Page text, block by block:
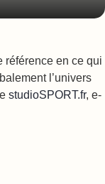
référence en ce qui
l’univers
studioSPORT.fr, e-